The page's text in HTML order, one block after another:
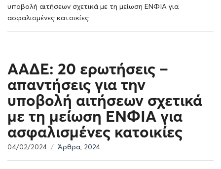
υποβολή αιτήσεων σχετικά με τη μείωση ΕΝΦΙΑ για
ασφαλισμένες κατοικίες
ΑΑΔΕ: 20 ερωτήσεις –
απαντήσεις για την
υποβολή αιτήσεων σχετικά
με τη μείωση ΕΝΦΙΑ για
ασφαλισμένες κατοικίες
04/02/2024 Άρθρα, 2024